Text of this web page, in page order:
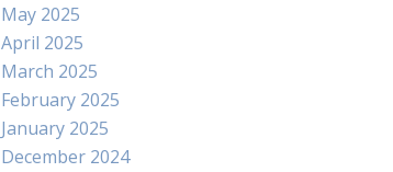
May 2025
April 2025
March 2025
February 2025
January 2025
December 2024